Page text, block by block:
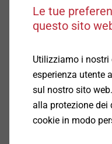
Piastre di
Scaffalature
Acciaio zincato
Testa bombata,
Certificazione
Le tue
questo sito
Utilizziamo i nostri
esperienza utente
sul nostro sito
alla protezione dei
cookie in modo